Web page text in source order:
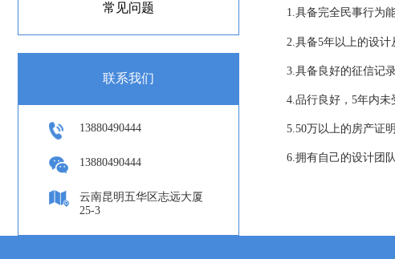
常见问题
联系我们
13880490444
13880490444
云南昆明五华区志远大厦
25-3
1.具备完全民事行为
2.具备5年以上的设计
3.具备良好的征信记录
4.品行良好，5年内未
5.50万以上的房产证明
6.拥有自己的设计团